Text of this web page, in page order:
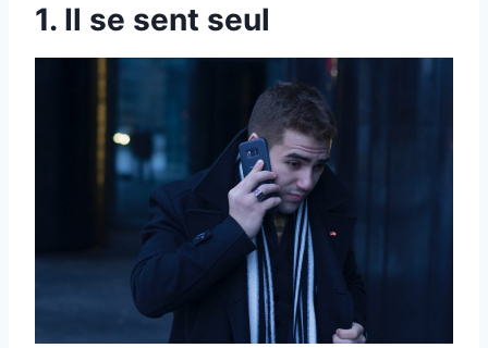
1. Il se sent seul